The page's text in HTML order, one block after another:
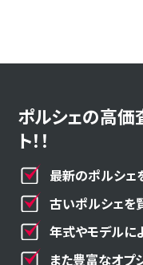
ポルシェの高
ト！！
最新のポルシェ
古いポルシェを
年式やモデルに
また豊富なオプ